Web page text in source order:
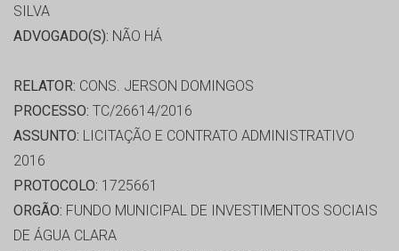
SILVA
ADVOGADO(S): NÃO HÁ
RELATOR: CONS. JERSON DOMINGOS
PROCESSO: TC/26614/2016
ASSUNTO: LICITAÇÃO E CONTRATO ADMINISTRATIVO
2016
PROTOCOLO: 1725661
ORGÃO: FUNDO MUNICIPAL DE INVESTIMENTOS SOCIAIS
DE ÁGUA CLARA